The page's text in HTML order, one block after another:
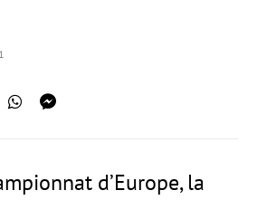
d’Europe, la